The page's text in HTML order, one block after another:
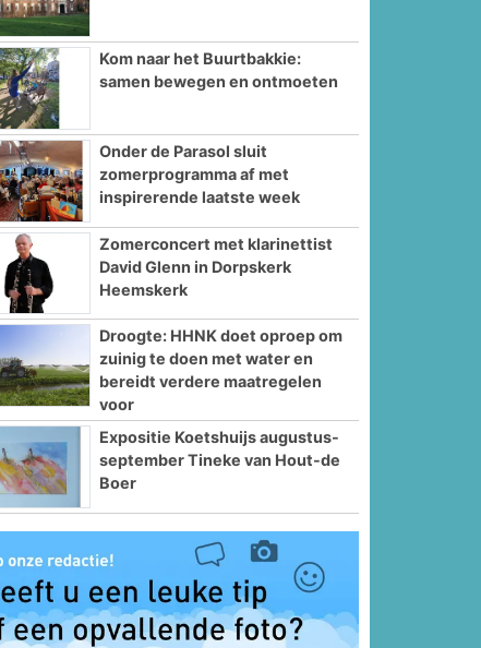
Kom naar het Buurtbakkie:
samen bewegen en ontmoeten
Onder de Parasol sluit
zomerprogramma af met
inspirerende laatste week
Zomerconcert met klarinettist
David Glenn in Dorpskerk
Heemskerk
Droogte: HHNK doet oproep om
zuinig te doen met water en
bereidt verdere maatregelen
voor
Expositie Koetshuijs augustus-
september Tineke van Hout-de
Boer